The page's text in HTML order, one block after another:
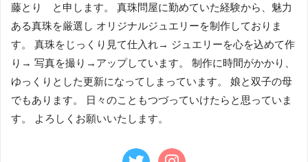
藤とり と申します。 真珠問屋に勤めていた経験から、魅力
ある真珠を厳選し オリジナルジュエリーを制作しておりま
す。 真珠をじっくり見て仕入れ→ ジュエリーを心を込めて作
り→ 写真を撮り→アップしています。 制作に時間がかかり、
ゆっくりとした更新になってしまっています。 娘と双子の母
でもあります。 日々のこともつづっていけたらと思っていま
す。 よろしくお願いいたします。